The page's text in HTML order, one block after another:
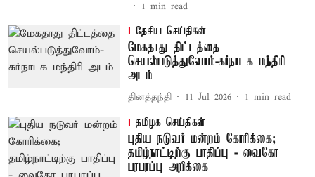
1 min read
தேசிய செய்திகள்
மேகதாது திட்டத்தை
செயல்படுத்துவோம்-கர்நாடக மந்திரி
அடம்
தினத்தந்தி 11 Jul 2026 1 min read
தமிழக செய்திகள்
புதிய நடுவர் மன்றம் கோரிக்கை;
தமிழ்நாட்டிற்கு பாதிப்பு - வைகோ
பரபரப்பு அறிக்கை